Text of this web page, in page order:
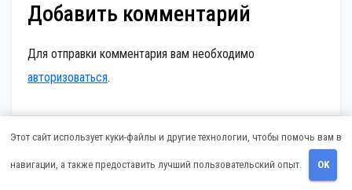
Добавить комментарий
Для отправки комментария вам необходимо
авторизоваться.
Поиск
Этот сайт использует куки-файлы и другие технологии, чтобы помочь вам в
навигации, а также предоставить лучший пользовательский опыт. OK